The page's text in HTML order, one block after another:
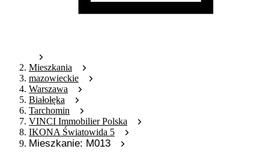
Mieszkania
mazowieckie
Warszawa
Białołęka
Tarchomin
VINCI Immobilier Polska
IKONA Światowida 5
Mieszkanie: M013